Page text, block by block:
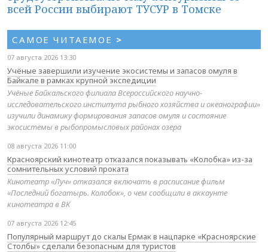
всей России выбирают ТУСУР в Томске
САМОЕ ЧИТАЕМОЕ >
07 августа 2026 13:30
Учёные завершили изучение экосистемы и запасов омуля в
Байкале в рамках крупной экспедиции
Учёные Байкальского филиала Всероссийского научно-
исследовательского института рыбного хозяйства и океанографии»
изучили динамику формирования запасов омуля и состояние
экосистемы в рыбопромысловых районах озера
08 августа 2026 11:00
Красноярский кинотеатр отказался показывать «Колобка» из-за
сомнительных условий проката
Кинотеатр «Луч» отказался включать в расписание фильм
«Последний богатырь. Колобок», о чем сообщили в аккаунте
кинотеатра в ВК
07 августа 2026 12:45
Популярный маршрут до скалы Ермак в нацпарке «Красноярские
Столбы» сделали безопасным для туристов